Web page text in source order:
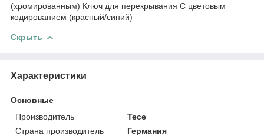
(хромированным) Ключ для перекрывания С цветовым
кодированием (красный/синий)
Скрыть
Характеристики
Основные
Производитель
Tece
Страна производитель
Германия